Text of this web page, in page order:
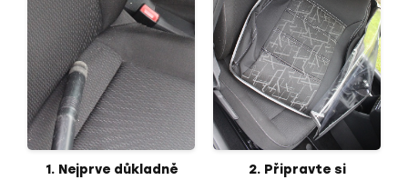
1. Nejprve důkladně
2. Připravte si